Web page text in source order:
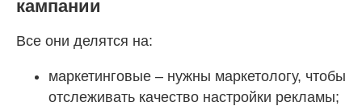
кампании
Все они делятся на:
маркетинговые – нужны маркетологу, чтобы
отслеживать качество настройки рекламы;